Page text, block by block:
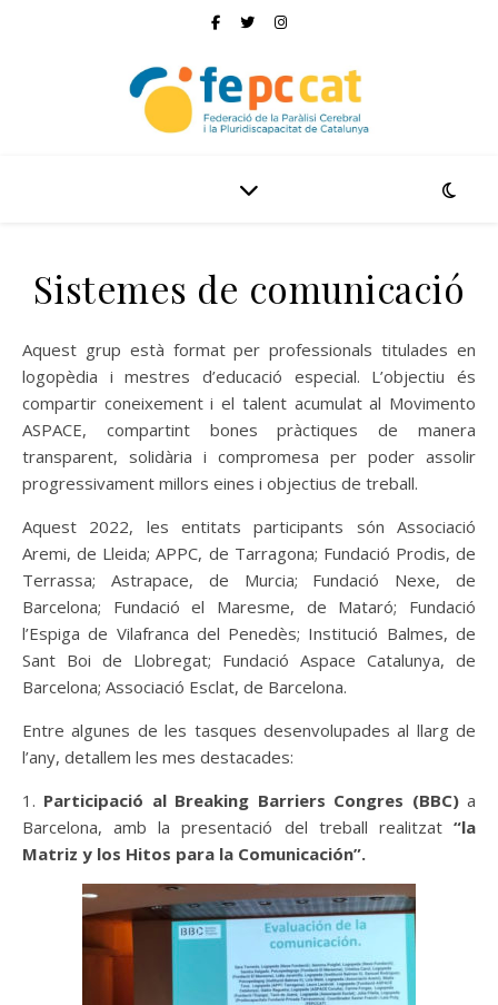
Sistemes de comunicació
Aquest grup està format per professionals titulades en
logopèdia i mestres d’educació especial. L’objectiu és
compartir coneixement i el talent acumulat al Movimento
ASPACE, compartint bones pràctiques de manera
transparent, solidària i compromesa per poder assolir
progressivament millors eines i objectius de treball.
Aquest 2022, les entitats participants són Associació
Aremi, de Lleida; APPC, de Tarragona; Fundació Prodis, de
Terrassa; Astrapace, de Murcia; Fundació Nexe, de
Barcelona; Fundació el Maresme, de Mataró; Fundació
l’Espiga de Vilafranca del Penedès; Institució Balmes, de
Sant Boi de Llobregat; Fundació Aspace Catalunya, de
Barcelona; Associació Esclat, de Barcelona.
Entre algunes de les tasques desenvolupades al llarg de
l’any, detallem les mes destacades:
1. Participació al Breaking Barriers Congres (BBC)a
Barcelona, amb la presentació del treball realitzat “la
Matriz y los Hitos para la Comunicación”.